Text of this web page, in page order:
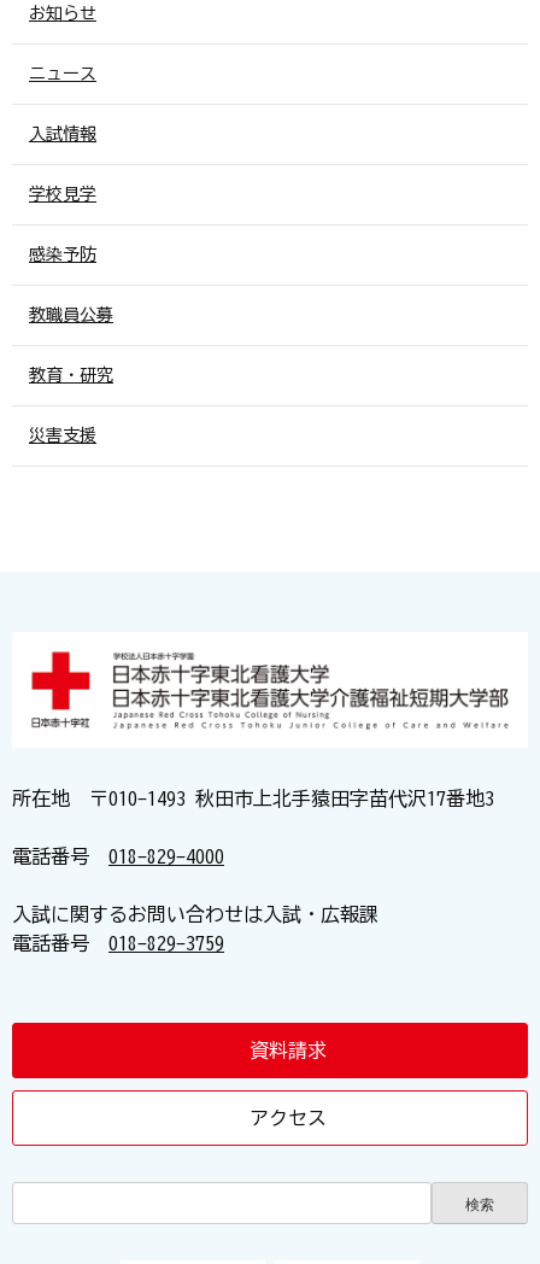
お知らせ
ニュース
入試情報
学校見学
感染予防
教職員公募
教育・研究
災害支援
所在地 〒010-1493 秋田市上北手猿田字苗代沢17番地3
電話番号 018-829-4000
入試に関するお問い合わせは入試・広報課
電話番号 018-829-3759
資料請求
アクセス